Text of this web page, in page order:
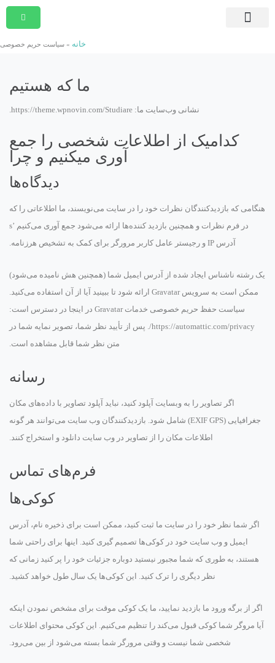
خانه » سیاست حریم خصوصی
ما که هستیم
نشانی وب‌سایت ما: https://theme.wpnovin.com/Studiare.
کدامیک از اطلاعات شخصی را جمع
آوری میکنیم و چرا
دیدگاه‌ها
هنگامی که بازدیدکنندگان نظرات خود را در سایت می‌نویسند، ما اطلاعاتی را که
در فرم نظرات و همچنین بازدید کننده‌ها ارائه می‌شود جمع آوری می‌کنیم ’s
آدرس IP و رجیستر عامل کاربر مرورگر برای کمک به تشخیص هرزنامه.
یک رشته ناشناس ایجاد شده از آدرس ایمیل شما (همچنین هش نامیده می‌شود)
ممکن است به سرویس Gravatar ارائه شود تا ببینید آیا از آن استفاده می‌کنید.
سیاست حفظ حریم خصوصی خدمات Gravatar در اینجا در دسترس است:
https://automattic.com/privacy/. پس از تأیید نظر شما، تصویر نمایه شما در
متن نظر شما قابل مشاهده است.
رسانه
اگر تصاویر را به وبسایت آپلود کنید، نباید آپلود تصاویر با داده‌های مکان
جغرافیایی (EXIF GPS) شامل شود. بازدیدکنندگان وب سایت می‌توانند هر گونه
اطلاعات مکان را از تصاویر در وب سایت دانلود و استخراج کنند.
فرم‌های تماس
کوکی‌ها
اگر شما نظر خود را در سایت ما ثبت کنید، ممکن است برای ذخیره نام، آدرس
ایمیل و وب سایت خود در کوکی‌ها تصمیم گیری کنید. اینها برای راحتی شما
هستند، به طوری که شما مجبور نیستید دوباره جزئیات خود را پر کنید زمانی که
نظر دیگری را ترک کنید. این کوکی‌ها یک سال طول خواهد کشید.
اگر از برگه ورود ما بازدید نمایید، ما یک کوکی موقت برای مشخص نمودن اینکه
آیا مروگر شما کوکی قبول می‌کند را تنظیم می‌کنیم. این کوکی محتوای اطلاعات
شخصی شما نیست و وقتی مرورگر شما بسته می‌شود از بین می‌رود.